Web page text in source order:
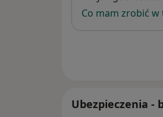
Co mam zrobić w
Ubezpieczenia -